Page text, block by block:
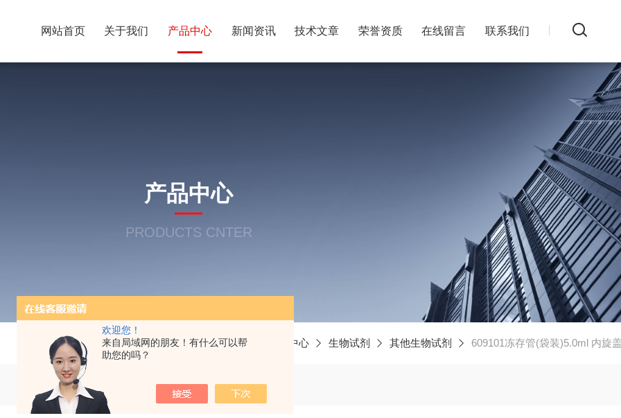
欢迎您！
来自局域网的朋友！有什么可以帮
助您的吗？
网站首页 关于我们 产品中心 新闻资讯 技术文章 荣誉资质 在线留言 联系我们
产品中心
PRODUCTS CNTER
当前位置：首页 产品中心 生物试剂 其他生物试剂 609101冻存管(袋装)5.0ml 内旋